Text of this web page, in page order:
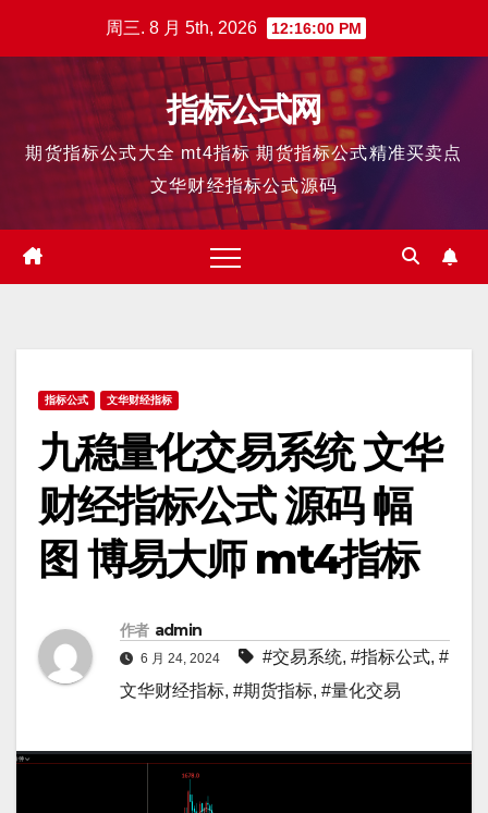
周三. 8 月 5th, 2026 12:16:00 PM
指标公式网
期货指标公式大全 mt4指标 期货指标公式精准买卖点
文华财经指标公式源码
指标公式 文华财经指标
九稳量化交易系统 文华
财经指标公式 源码 幅
图 博易大师 mt4指标
作者 admin
6 月 24, 2024 #交易系统, #指标公式, #
文华财经指标, #期货指标, #量化交易